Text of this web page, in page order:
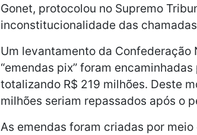
Gonet, protocolou no Supremo
inconstitucionalidade das chamadas
Um levantamento da
“emendas pix” foram
totalizando R$ 219 milhões. Deste
milhões seriam repassados após o
As emendas foram criadas por